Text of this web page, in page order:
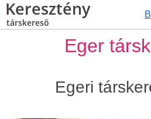
Keresztény
társkereső
Eger
Egeri